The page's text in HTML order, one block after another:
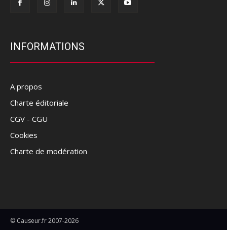
INFORMATIONS
A propos
Charte éditoriale
CGV - CGU
Cookies
Charte de modération
© Causeur.fr 2007-2026